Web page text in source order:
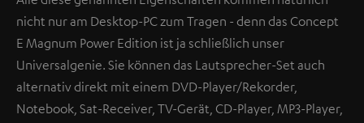
nicht nur am Desktop-PC zum Tragen - denn das Concept
E Magnum Power Edition ist ja schließlich unser
Universalgenie. Sie können das Lautsprecher-Set auch
alternativ direkt mit einem DVD-Player/Rekorder,
Notebook, Sat-Receiver, TV-Gerät, CD-Player, MP3-Player,